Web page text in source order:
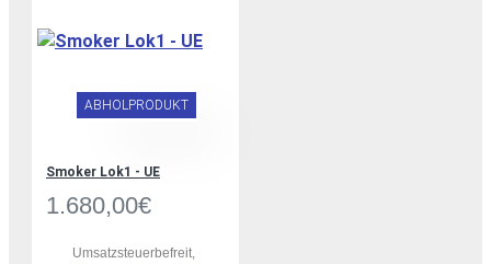
ABHOLPRODUKT
Smoker Lok1 - UE
1.680,00€
Umsatzsteuerbefreit,